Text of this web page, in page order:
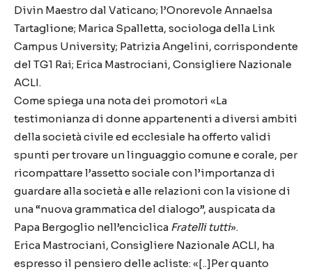
Divin Maestro dal Vaticano; l’Onorevole Annaelsa
Tartaglione; Marica Spalletta, sociologa della Link
Campus University; Patrizia Angelini, corrispondente
del TG1 Rai; Erica Mastrociani, Consigliere Nazionale
ACLI.
Come spiega una nota dei promotori «La
testimonianza di donne appartenenti a diversi ambiti
della società civile ed ecclesiale ha offerto validi
spunti per trovare un linguaggio comune e corale, per
ricompattare l’assetto sociale con l’importanza di
guardare alla società e alle relazioni con la visione di
una “nuova grammatica del dialogo”, auspicata da
Papa Bergoglio nell’enciclica Fratelli tutti».
Erica Mastrociani, Consigliere Nazionale ACLI, ha
espresso il pensiero delle acliste: «[..]Per quanto